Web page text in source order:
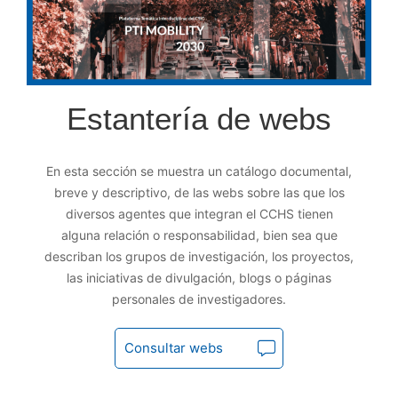
Estantería de webs
En esta sección se muestra un catálogo documental,
breve y descriptivo, de las webs sobre las que los
diversos agentes que integran el CCHS tienen
alguna relación o responsabilidad, bien sea que
describan los grupos de investigación, los proyectos,
las iniciativas de divulgación, blogs o páginas
personales de investigadores.
Consultar webs